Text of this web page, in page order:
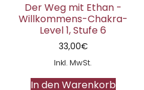
Der Weg mit Ethan -
Willkommens-Chakra-
Level 1, Stufe 6
33,00€
Inkl. MwSt.
In den Warenkorb